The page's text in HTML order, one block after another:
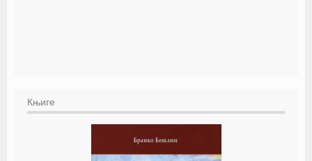
Књиге